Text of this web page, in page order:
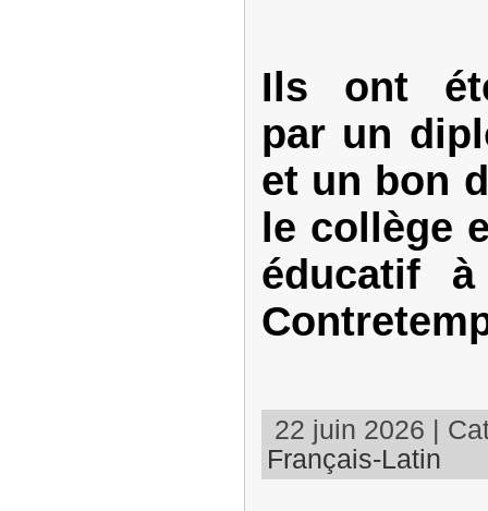
Ils ont
par un
et un bon
le collège
éducatif
22 juin 2026 |
Français-Latin